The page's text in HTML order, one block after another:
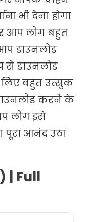
भी देना होगा
आप लोग बहुत
डाउनलोड
से डाउनलोड
बहुत उत्सुक
करने के
लोग इसे
आनंद उठा
| Full